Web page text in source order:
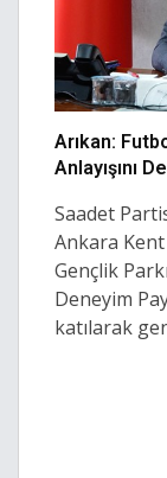
Arıkan:
Anlayışını
Saadet
Ankara
Gençlik
Deneyim
katılarak